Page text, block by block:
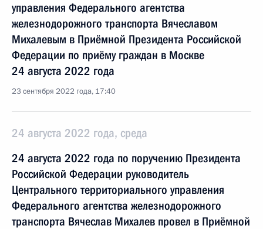
управления Федерального агентства
железнодорожного транспорта Вячеславом
Михалевым в Приёмной Президента Российской
Федерации по приёму граждан в Москве
24 августа 2022 года
23 сентября 2022 года, 17:40
24 августа 2022 года, среда
24 августа 2022 года по поручению Президента
Российской Федерации руководитель
Центрального территориального управления
Федерального агентства железнодорожного
транспорта Вячеслав Михалев провел в Приёмной